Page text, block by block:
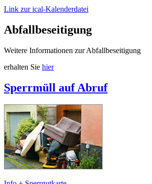
Link zur ical-Kalenderdatei
Abfallbeseitigung
Weitere Informationen zur Abfallbeseitigung
erhalten Sie hier
Sperrmüll auf Abruf